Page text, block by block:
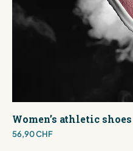
Women’s athletic
Preis
56,90 CHF